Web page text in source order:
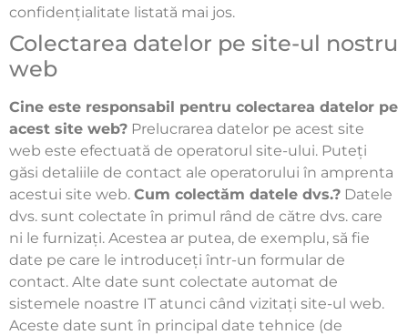
confidențialitate listată mai jos.
Colectarea datelor pe site-ul nostru
web
Cine este responsabil pentru colectarea datelor pe
acest site web? Prelucrarea datelor pe acest site
web este efectuată de operatorul site-ului. Puteți
găsi detaliile de contact ale operatorului în amprenta
acestui site web. Cum colectăm datele dvs.? Datele
dvs. sunt colectate în primul rând de către dvs. care
ni le furnizați. Acestea ar putea, de exemplu, să fie
date pe care le introduceți într-un formular de
contact. Alte date sunt colectate automat de
sistemele noastre IT atunci când vizitați site-ul web.
Aceste date sunt în principal date tehnice (de